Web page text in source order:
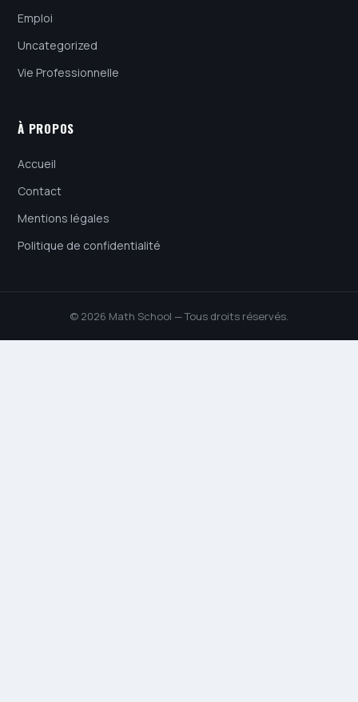
Emploi
Uncategorized
Vie Professionnelle
À PROPOS
Accueil
Contact
Mentions légales
Politique de confidentialité
© 2026 Math School — Tous droits réservés.